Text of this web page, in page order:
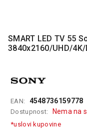
RAČUNARSKE
KOMPONENTE
EELEKTRO
ZAŠTITA
SMART LED TV 55
3840x2160/UHD/
EAN: 4548736159778
Dostupnost: Nema na
*uslovi kupovine